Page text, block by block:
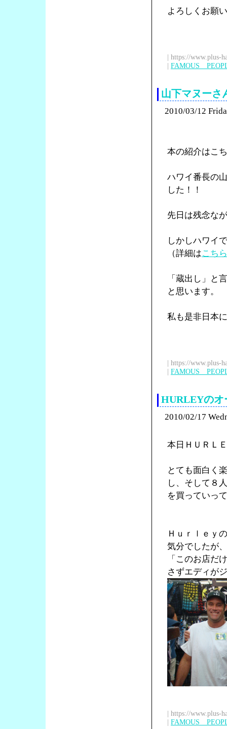
よろしくお願
| https://www.plus-
| FAMOUS
山下マヌーさ
2010/03/12
本の紹介はこ
ハワイ番長の
した！！
先日は残念な
しかしハワイ
（詳細はこちら
「蔵出し」と
と思います。
私も是非日本
| https://www.plus-
| FAMOUS
HURLEYの
2010/02/17
本日ＨＵＲＬ
とても面白く
し、そして８
を買っていっ
Ｈｕｒｌｅｙ
気分でしたが、
「このお店だ
さずエディが
| https://www.plus-
| FAMOUS